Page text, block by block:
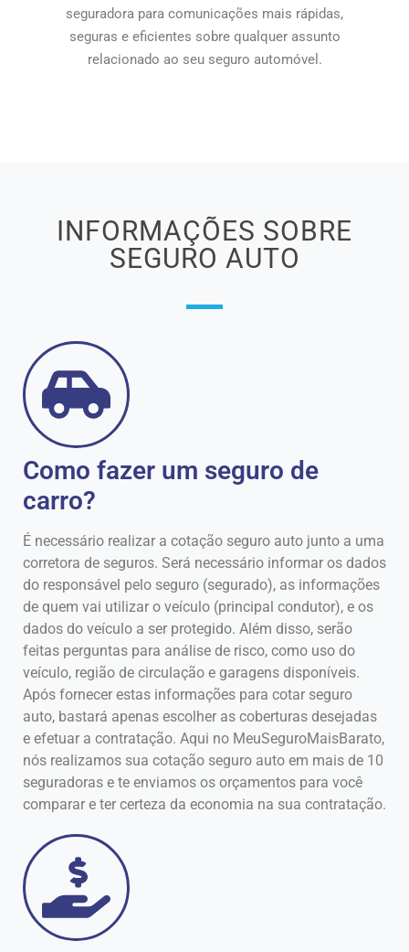
seguradora para comunicações mais rápidas,
seguras e eficientes sobre qualquer assunto
relacionado ao seu seguro automóvel.
INFORMAÇÕES SOBRE
SEGURO AUTO
Como fazer um seguro de
carro?
É necessário realizar a cotação seguro auto junto a uma
corretora de seguros. Será necessário informar os dados
do responsável pelo seguro (segurado), as informações
de quem vai utilizar o veículo (principal condutor), e os
dados do veículo a ser protegido. Além disso, serão
feitas perguntas para análise de risco, como uso do
veículo, região de circulação e garagens disponíveis.
Após fornecer estas informações para cotar seguro
auto, bastará apenas escolher as coberturas desejadas
e efetuar a contratação. Aqui no MeuSeguroMaisBarato,
nós realizamos sua cotação seguro auto em mais de 10
seguradoras e te enviamos os orçamentos para você
comparar e ter certeza da economia na sua contratação.